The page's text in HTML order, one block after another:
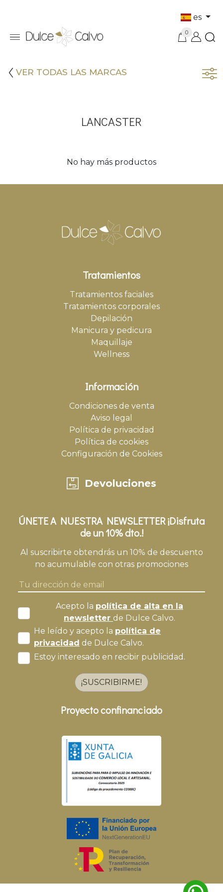
es
0
VER TODAS LAS MARCAS
LANCASTER
No hay más productos
Tratamientos
Tratamientos faciales
Tratamientos corporales
Depilación
Manicura y pedicura
Maquillaje
Wellness
Información
Condiciones de venta
Aviso legal
Política de privacidad
Política de cookies
Configuración de Cookies
Devoluciones
ÚNETE A NUESTRA NEWSLETTER ¡Disfruta
de un 10% dto.!
Al suscribirte obtendrás un 10% de descuento
no acumulable con otras promociones
Acepto la política de alta en la
newsletter de Dulce Calvo.
He leído y acepto la política de
privacidad de Dulce Calvo.
Estoy interesado en recibir publicidad.
¡SUSCRIBIRME!
Proyecto confinanciado